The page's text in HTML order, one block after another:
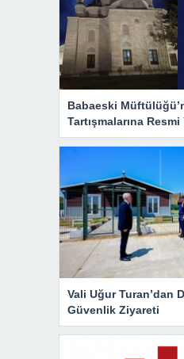
Babaeski
Tartışmalarına Resmi
Vali Uğur Turan’dan
Güvenlik Ziyareti